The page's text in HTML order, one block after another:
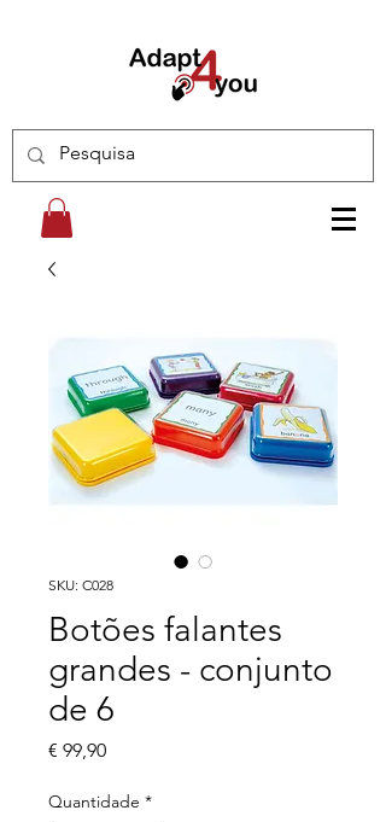
SKU: C028
Botões falantes
grandes - conjunto
de 6
€ 99,90Preço
Quantidade *